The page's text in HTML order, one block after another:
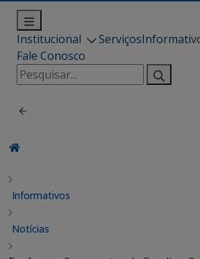
Institucional Serviços
Fale Conosco
Pesquisar
por:
Informativos
Notícias